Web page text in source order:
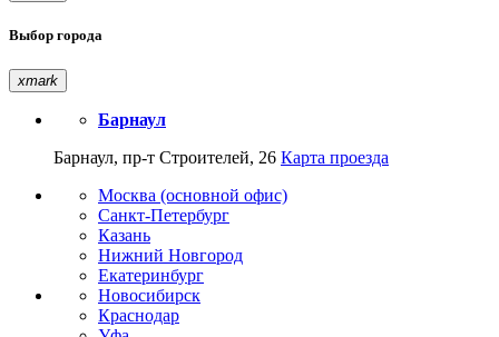
Выбор города
xmark
Барнаул
Барнаул, пр-т Строителей, 26 Карта проезда
Москва (основной офис)
Санкт-Петербург
Казань
Нижний Новгород
Екатеринбург
Новосибирск
Краснодар